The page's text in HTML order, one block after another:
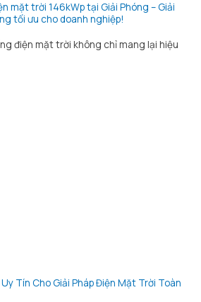
mặt trời 146kWp tại Giải Phóng – Giải
tối ưu cho doanh nghiệp!
điện mặt trời không chỉ mang lại hiệu
Tín Cho Giải Pháp Điện Mặt Trời Toàn